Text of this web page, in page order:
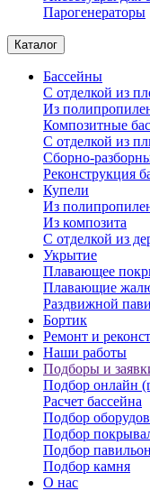
Парогенераторы
Каталог
Бассейны
С отделкой из
Из
Композитные
С отделкой из
Сборно-
Реконструкция
Купели
Из
Из композита
С отделкой из
Укрытие
Плавающее
Плавающие
Раздвижной
Бортик
Ремонт и
Наши работы
Подборы и
Подбор онлайн
Расчет бассейна
Подбор
Подбор
Подбор
Подбор камня
О нас